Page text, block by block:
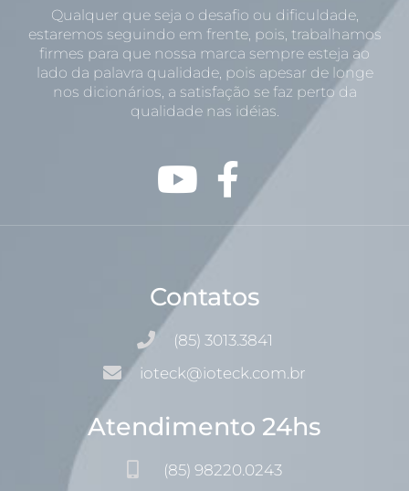
Qualquer que seja o desafio ou dificuldade,
estaremos seguindo em frente, pois, trabalhamos
firmes para que nossa marca sempre esteja ao
lado da palavra qualidade, pois apesar de longe
nos dicionários, a satisfação se faz perto da
qualidade nas idéias.
Contatos
(85) 3013.3841
ioteck@ioteck.com.br
Atendimento 24hs
(85) 98220.0243